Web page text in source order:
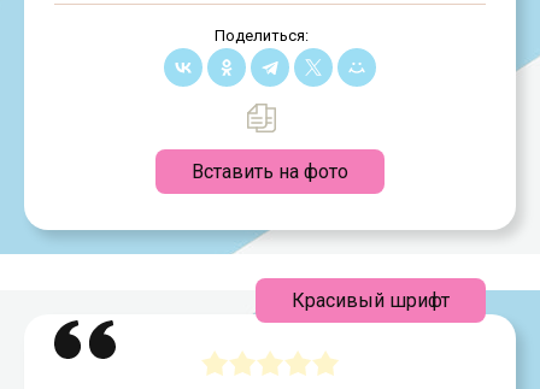
Поделиться:
Вставить на фото
Красивый шрифт